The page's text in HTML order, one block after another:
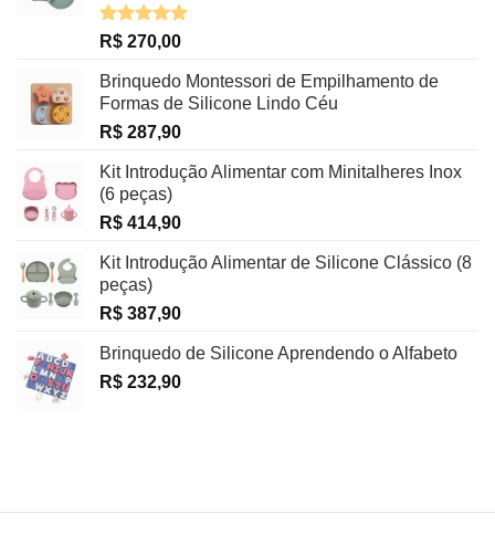
Avaliação
5.00
de 5
R$ 270,00
Brinquedo Montessori de Empilhamento de
Formas de Silicone Lindo Céu
R$ 287,90
Kit Introdução Alimentar com Minitalheres Inox
(6 peças)
R$ 414,90
Kit Introdução Alimentar de Silicone Clássico (8
peças)
R$ 387,90
Brinquedo de Silicone Aprendendo o Alfabeto
R$ 232,90